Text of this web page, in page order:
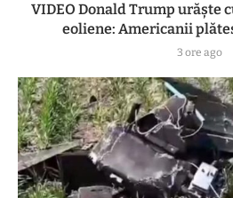
VIDEO Donald Trump urăște
eoliene: Americanii
3 ore ago